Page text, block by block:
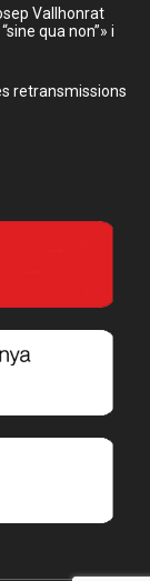
Vallhonrat
qua non”» i
retransmissions